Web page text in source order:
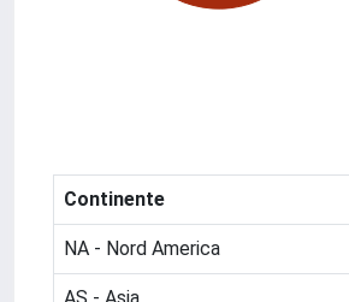
Continente
NA - Nord America